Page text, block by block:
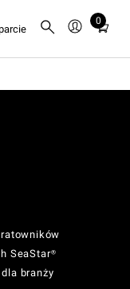
0
Total
cart:
SeaStar®
branży